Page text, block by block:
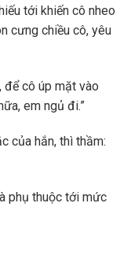
tới khiến cô nheo
cưng chiều cô, yêu
để cô úp mặt vào
em ngủ đi.”
của hắn, thì thầm:
phụ thuộc tới mức